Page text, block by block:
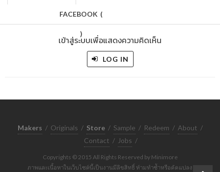
FACEBOOK (
)
เข้าสู่ระบบเพื่อแสดงความคิดเห็น
LOG IN
Makers / Originals / Store / Sample / Redeem / About /
Contact / Jobs /
Copyrights © 2015 All Rights Reserved by Minimore
ภาพและเนื้อหาในเว็บไซต์นี้เป็นงานมีลิขสิทธิ์ ห้ามทำซ้ำหรือดัดแปลง